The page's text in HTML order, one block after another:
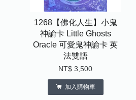
1268【佛化人生】小鬼
神諭卡 Little Ghosts
Oracle 可愛鬼神諭卡 英
法雙語
NT$ 3,500
加入購物車